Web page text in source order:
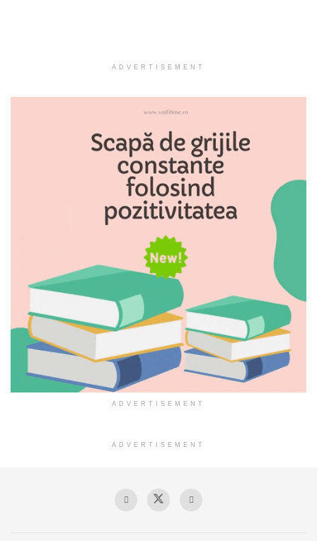
ADVERTISEMENT
ADVERTISEMENT
ADVERTISEMENT